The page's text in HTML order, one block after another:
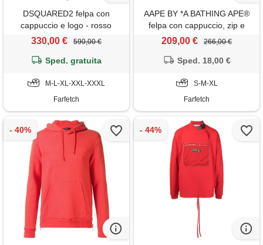
DSQUARED2 felpa con
cappuccio e logo - rosso
330,00 € 590,00 €
Sped. gratuita
M-L-XL-XXL-XXXL
Farfetch
AAPE BY *A BATHING APE®
felpa con cappuccio, zip e
logo - rosa
209,00 € 266,00 €
Sped. 18,00 €
S-M-XL
Farfetch